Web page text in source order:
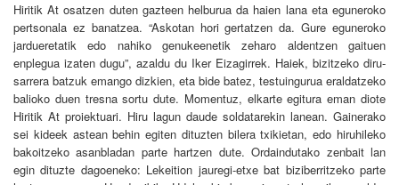
Hiritik At osatzen duten gazteen helburua da haien lana eta eguneroko
pertsonala ez banatzea. “Askotan hori gertatzen da. Gure eguneroko
jardueretatik edo nahiko genukeenetik zeharo aldentzen gaituen
enplegua izaten dugu”, azaldu du Iker Eizagirrek. Haiek, bizitzeko diru-
sarrera batzuk emango dizkien, eta bide batez, testuingurua eraldatzeko
balioko duen tresna sortu dute. Momentuz, elkarte egitura eman diote
Hiritik At proiektuari. Hiru lagun daude soldatarekin lanean. Gainerako
sei kideek astean behin egiten dituzten bilera txikietan, edo hiruhileko
bakoitzeko asanbladan parte hartzen dute. Ordaindutako zenbait lan
egin dituzte dagoeneko: Lekeition jauregi-etxe bat biziberritzeko parte